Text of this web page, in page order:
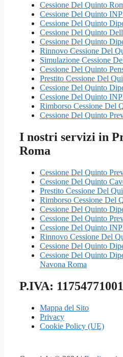
Cessione Del Quinto
Cessione Del Quinto
Cessione Del Quinto
Cessione Del Quinto
Cessione Del Quinto
Rinnovo Cessione Del
Simulazione Cessione
Cessione Del Quinto
Prestito Cessione Del
Cessione Del Quinto
Cessione Del Quinto
Rimborso Cessione Del
Cessione Del Quinto
I nostri servizi in
Roma
Cessione Del Quinto
Cessione Del Quinto
Prestito Cessione Del
Rimborso Cessione Del
Cessione Del Quinto
Cessione Del Quinto
Cessione Del Quinto
Rinnovo Cessione Del
Cessione Del Quinto
Cessione Del Quinto
Navona Roma
P.IVA: 11754771001
Mappa del Sito
Privacy
Cookie Policy (UE)